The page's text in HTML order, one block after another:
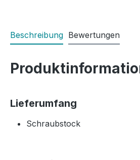
Beschreibung Bewertungen
Lieferumfang
Schraubstock